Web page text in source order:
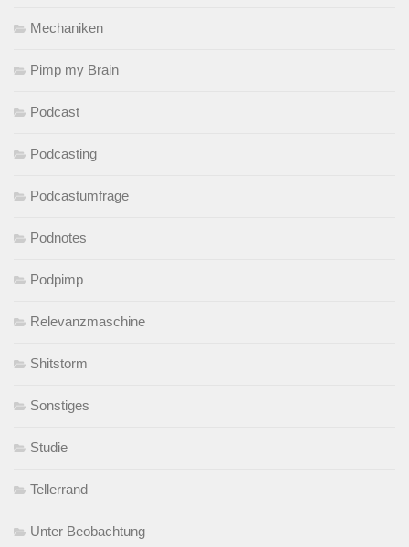
Mechaniken
Pimp my Brain
Podcast
Podcasting
Podcastumfrage
Podnotes
Podpimp
Relevanzmaschine
Shitstorm
Sonstiges
Studie
Tellerrand
Unter Beobachtung